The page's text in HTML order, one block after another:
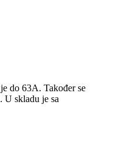
do 63A. Također se
U skladu je sa